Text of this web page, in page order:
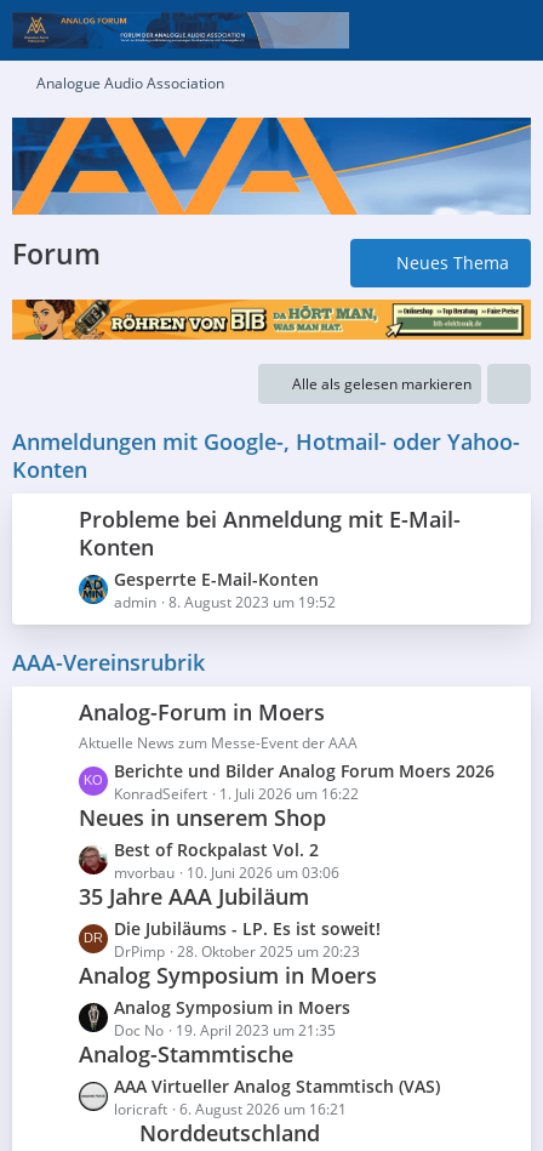
Analogue Audio Association
Forum Neues Thema
Alle als gelesen markieren
Anmeldungen mit Google-, Hotmail- oder Yahoo-
Konten
Probleme bei Anmeldung mit E-Mail-
Konten
L
e
t
t
e
B
e
i
t
r
ä
g
e
Gesperrte E-Mail-Konten
admin 8. August 2023 um 19:52
AAA-Vereinsrubrik
Analog-Forum in Moers
Aktuelle News zum Messe-Event der AAA
L
e
t
z
t
e
e
t
r
ä
g
e
Berichte und Bilder Analog Forum Moers 2026
KonradSeifert 1. Juli 2026 um 16:22
Neues in unserem Shop
L
e
t
z
t
e
e
t
r
ä
Best of Rockpalast Vol. 2
mvorbau 10. Juni 2026 um 03:06
35 Jahre AAA Jubiläum
L
e
t
z
t
e
e
Die Jubiläums - LP. Es ist soweit!
DrPimp 28. Oktober 2025 um 20:23
Analog Symposium in Moers
L
e
t
z
t
Analog Symposium in Moers
Doc No 19. April 2023 um 21:35
Analog-Stammtische
L
e
AAA Virtueller Analog Stammtisch (VAS)
loricraft 6. August 2026 um 16:21
Norddeutschland